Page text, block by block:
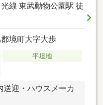
線 東武動物公園駅 徒
境町大字大歩
平坦地
迎・ハウスメーカ